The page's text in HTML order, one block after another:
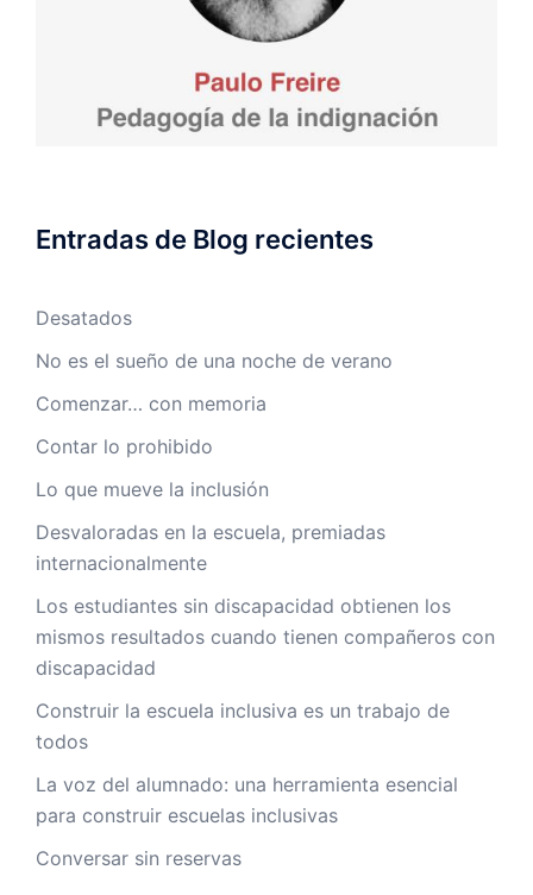
Entradas de Blog recientes
Desatados
No es el sueño de una noche de verano
Comenzar… con memoria
Contar lo prohibido
Lo que mueve la inclusión
Desvaloradas en la escuela, premiadas
internacionalmente
Los estudiantes sin discapacidad obtienen los
mismos resultados cuando tienen compañeros con
discapacidad
Construir la escuela inclusiva es un trabajo de
todos
La voz del alumnado: una herramienta esencial
para construir escuelas inclusivas
Conversar sin reservas